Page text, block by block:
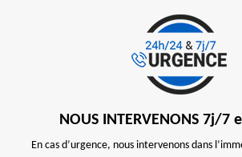
NOUS INTERVENONS 7j/7
En cas d’urgence, nous intervenons dans